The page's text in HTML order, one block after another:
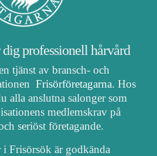
professionell hårvård
tjänst av bransch- och
Frisörföretagarna. Hos
alla anslutna salonger som
medlemskrav på
seriöst företagande.
i Frisörsök är godkända